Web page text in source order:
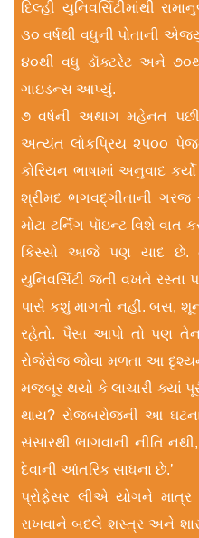
દિલ્હી યુનિવર્સિટીમાંથી
૩૦ વર્ષથી વધુની પોતાની
૪૦થી વધુ ડૉક્ટરેટ અને
ગાઇડન્સ આપ્યું.
૭ વર્ષની અથાગ મહેનત પછી
અત્યંત લોકપ્રિય ૨પ૦૦
કોરિયન ભાષામાં અનુવાદ
શ્રીમદ ભગવદ્ગીતાની ગરજ
મોટા ટર્નિંગ પૉઇન્ટ વિશે
કિસ્સો આજે પણ યાદ છે.
યુનિવર્સિટી જતી વખતે રસ્તા
પાસે કશું માગતો નહીં. બસ,
રહેતો. પૈસા આપો તો પણ
રોજેરોજ જોવા મળતા આ
મજબૂર થયો કે લાચારી ક્યાં
થાય? રોજબરોજની આ
સંસારથી ભાગવાની નીતિ
દેવાની આંતરિક સાધના છે.’
પ્રોફેસર લીએ યોગને માત્ર
રાખવાને બદલે શસ્ત્ર અને